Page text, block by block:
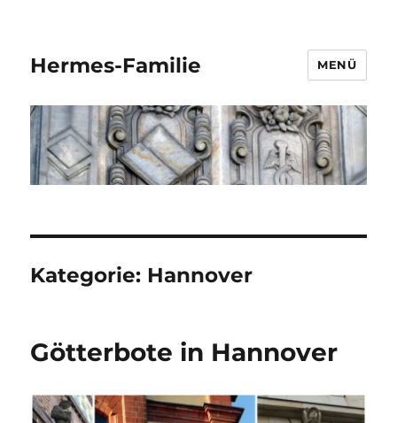
Hermes-Familie MENÜ
Kategorie: Hannover
Götterbote in Hannover